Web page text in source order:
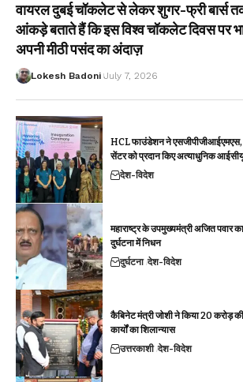
वायरल दुबई चॉकलेट से लेकर शुगर-फ्री बार्स
आंकड़े बताते हैं कि इस विश्व चॉकलेट दिवस पर
अपनी मीठी पसंद का अंदाज़
Lokesh Badoni July 7, 2026
HCL फाउंडेशन ने एसजीपीजीआईएमएस,
सेंटर को प्रदान किए अत्याधुनिक
देश-विदेश
महाराष्ट्र के उपमुख्यमंत्री अजित पवार
दुर्घटना में निधन
दुर्घटना देश-विदेश
कैबिनेट मंत्री जोशी ने किया 20 करोड़
कार्यों का शिलान्यास
उत्तरकाशी देश-विदेश